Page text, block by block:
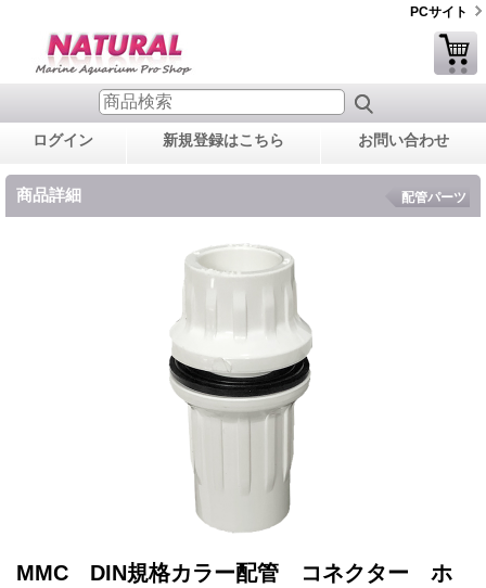
PCサイト
ログイン 新規登録はこちら お問い合わせ
商品詳細 配管パーツ
MMC DIN規格カラー配管 コネクター ホ